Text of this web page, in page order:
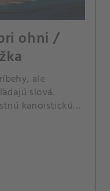
ohni /
ale
slová.
kanoistickú